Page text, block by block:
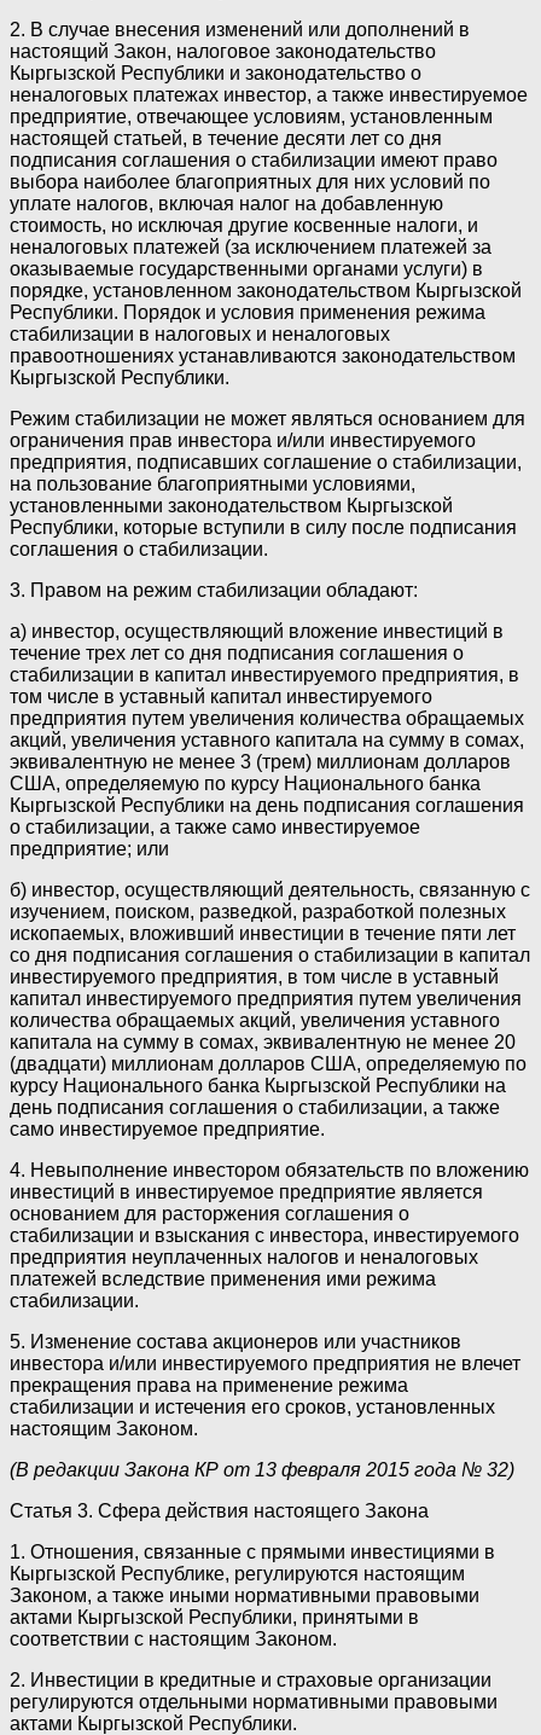
2. В случае внесения изменений или дополнений в
настоящий Закон, налоговое законодательство
Кыргызской Республики и законодательство о
неналоговых платежах инвестор, а также инвестируемое
предприятие, отвечающее условиям, установленным
настоящей статьей, в течение десяти лет со дня
подписания соглашения о стабилизации имеют право
выбора наиболее благоприятных для них условий по
уплате налогов, включая налог на добавленную
стоимость, но исключая другие косвенные налоги, и
неналоговых платежей (за исключением платежей за
оказываемые государственными органами услуги) в
порядке, установленном законодательством Кыргызской
Республики. Порядок и условия применения режима
стабилизации в налоговых и неналоговых
правоотношениях устанавливаются законодательством
Кыргызской Республики.
Режим стабилизации не может являться основанием для
ограничения прав инвестора и/или инвестируемого
предприятия, подписавших соглашение о стабилизации,
на пользование благоприятными условиями,
установленными законодательством Кыргызской
Республики, которые вступили в силу после подписания
соглашения о стабилизации.
3. Правом на режим стабилизации обладают:
а) инвестор, осуществляющий вложение инвестиций в
течение трех лет со дня подписания соглашения о
стабилизации в капитал инвестируемого предприятия, в
том числе в уставный капитал инвестируемого
предприятия путем увеличения количества обращаемых
акций, увеличения уставного капитала на сумму в сомах,
эквивалентную не менее 3 (трем) миллионам долларов
США, определяемую по курсу Национального банка
Кыргызской Республики на день подписания соглашения
о стабилизации, а также само инвестируемое
предприятие; или
б) инвестор, осуществляющий деятельность, связанную с
изучением, поиском, разведкой, разработкой полезных
ископаемых, вложивший инвестиции в течение пяти лет
со дня подписания соглашения о стабилизации в капитал
инвестируемого предприятия, в том числе в уставный
капитал инвестируемого предприятия путем увеличения
количества обращаемых акций, увеличения уставного
капитала на сумму в сомах, эквивалентную не менее 20
(двадцати) миллионам долларов США, определяемую по
курсу Национального банка Кыргызской Республики на
день подписания соглашения о стабилизации, а также
само инвестируемое предприятие.
4. Невыполнение инвестором обязательств по вложению
инвестиций в инвестируемое предприятие является
основанием для расторжения соглашения о
стабилизации и взыскания с инвестора, инвестируемого
предприятия неуплаченных налогов и неналоговых
платежей вследствие применения ими режима
стабилизации.
5. Изменение состава акционеров или участников
инвестора и/или инвестируемого предприятия не влечет
прекращения права на применение режима
стабилизации и истечения его сроков, установленных
настоящим Законом.
(В редакции Закона КР от 13 февраля 2015 года № 32)
Статья 3. Сфера действия настоящего Закона
1. Отношения, связанные с прямыми инвестициями в
Кыргызской Республике, регулируются настоящим
Законом, а также иными нормативными правовыми
актами Кыргызской Республики, принятыми в
соответствии с настоящим Законом.
2. Инвестиции в кредитные и страховые организации
регулируются отдельными нормативными правовыми
актами Кыргызской Республики.